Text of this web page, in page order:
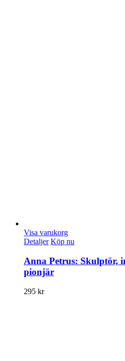
Visa varukorg
Detaljer Köp nu
Anna Petrus: Skulptör,
pionjär
295 kr